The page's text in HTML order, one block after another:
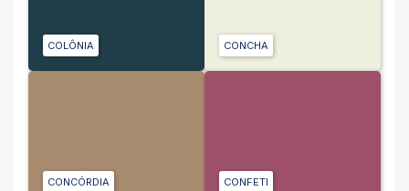
COLÔNIA CONCHA
CONCÓRDIA CONFETI